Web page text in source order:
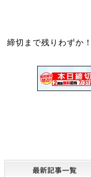
締切まで残りわずか